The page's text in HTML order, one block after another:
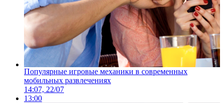
Популярные игровые механики в современных
мобильных развлечениях
14:07, 22/07
13:00